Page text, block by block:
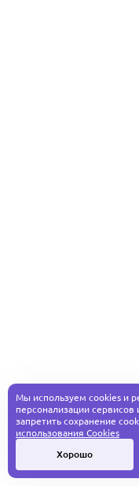
Мы используем cookies и
персонализации
запретить сохранение
использования Cookies
Хорошо